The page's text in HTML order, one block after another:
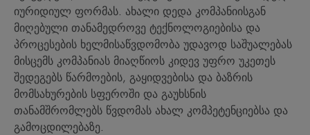
იურიდიულ ფორმას. ახალი დედა კომპანიისგან
მიღებული თანამედროვე ტექნოლოგიებისა და
პროცესების ხელმისაწვდომობა უდავოდ საშუალებას
მისცემს კომპანიას მიაღწიოს კიდევ უფრო უკეთეს
შედეგებს წარმოების, გაყიდვებისა და ბაზრის
მომსახურების სფეროში და გაუხსნის
თანამშრომლებს წვდომას ახალ კომპეტენციებსა და
გამოცდილებაზე.